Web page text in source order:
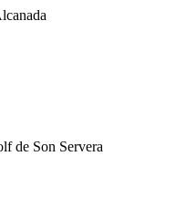
de Son Servera